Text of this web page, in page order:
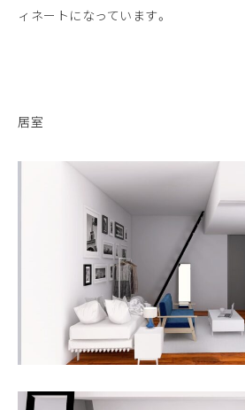
ィネートになっています。
居室